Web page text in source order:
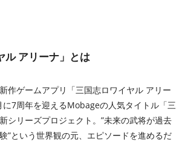
ル アリーナ」とは
作ゲームアプリ「三国志ロワイヤル アリー
7周年を迎えるMobageの人気タイトル「三
シリーズプロジェクト。”未来の武将が過去
”という世界観の元、エピソードを進めるだ